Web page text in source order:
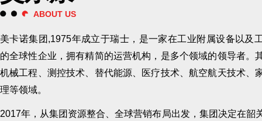
ABOUT US
美卡诺集团,1975年成立于瑞士，是一家在工业附属设备以及
的全球性企业，拥有精简的运营机构，是多个领域的领导者。
机械工程、测控技术、替代能源、医疗技术、航空航天技术、
理等领域。
2017年，从集团资源整合、全球营销布局出发，集团决定在韶